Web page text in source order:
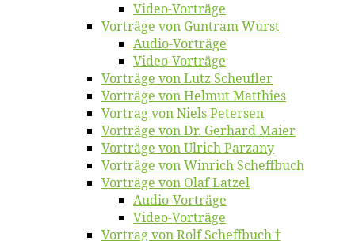
Vi­deo-Vor­trä­ge
Vor­trä­ge von Gun­tram Wurst
Au­dio-Vor­trä­ge
Vi­deo-Vor­trä­ge
Vor­trä­ge von Lutz Scheufler
Vor­trä­ge von Hel­mut Matthies
Vor­trag von Niels Petersen
Vor­trä­ge von Dr. Ger­hard Maier
Vor­trä­ge von Ul­rich Parzany
Vor­trä­ge von Win­rich Scheffbuch
Vor­trä­ge von Olaf Latzel
Au­dio-Vor­trä­ge
Vi­deo-Vor­trä­ge
Vor­trag von Rolf Scheffbuch †